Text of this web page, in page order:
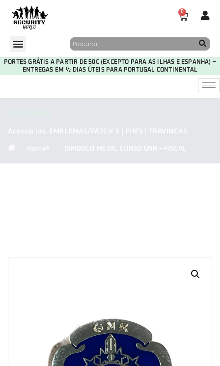
0
PORTES GRÁTIS A PARTIR DE 50€ (EXCEPTO PARA AS ILHAS E ESPANHA) –
ENTREGAS EM ½ DIAS ÚTEIS PARA PORTUGAL CONTINENTAL
Acessórios, EMBLEMAS/PATCH’S | PIN'S | TRAVINCAS
Home SIMBOLO METAL CURSO GNR – FISCAL